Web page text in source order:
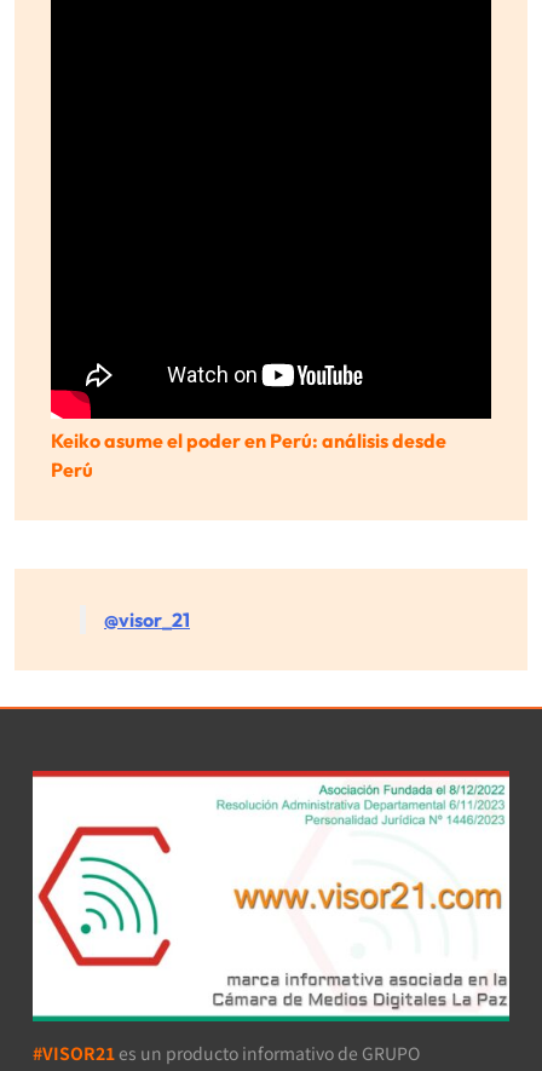
Keiko asume el poder en Perú: análisis desde
Perú
@visor_21
#VISOR21 es un producto informativo de GRUPO